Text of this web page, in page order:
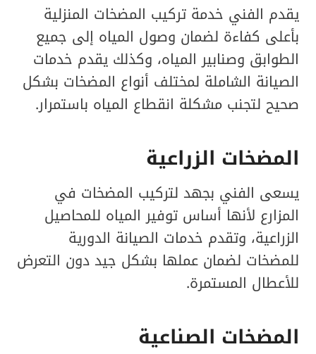
يقدم الفني خدمة تركيب المضخات المنزلية
بأعلى كفاءة لضمان وصول المياه إلى جميع
الطوابق وصنابير المياه، وكذلك يقدم خدمات
الصيانة الشاملة لمختلف أنواع المضخات بشكل
صحيح لتجنب مشكلة انقطاع المياه باستمرار.
المضخات الزراعية
يسعى الفني بجهد لتركيب المضخات في
المزارع لأنها أساس توفير المياه للمحاصيل
الزراعية، وتقدم خدمات الصيانة الدورية
للمضخات لضمان عملها بشكل جيد دون التعرض
للأعطال المستمرة.
المضخات الصناعية